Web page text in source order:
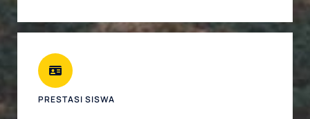
PRESTASI SISWA